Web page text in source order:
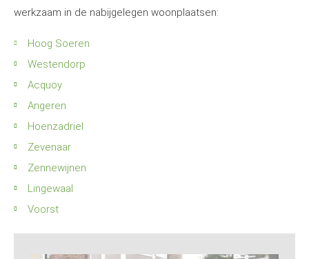
werkzaam in de nabijgelegen woonplaatsen:
Hoog Soeren
Westendorp
Acquoy
Angeren
Hoenzadriel
Zevenaar
Zennewijnen
Lingewaal
Voorst